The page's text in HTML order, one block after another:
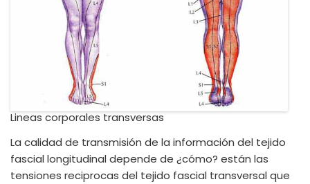
Lineas corporales transversas
La calidad de transmisión de la información del tejido
fascial longitudinal depende de ¿cómo? están las
tensiones reciprocas del tejido fascial transversal que